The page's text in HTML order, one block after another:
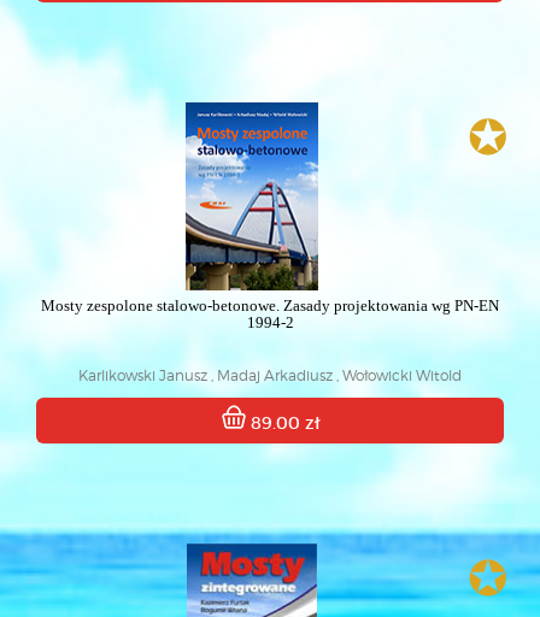
✪
Mosty zespolone stalowo-betonowe. Zasady projektowania wg PN-EN
1994-2
Karlikowski Janusz , Madaj Arkadiusz , Wołowicki Witold
89.00 zł
✪